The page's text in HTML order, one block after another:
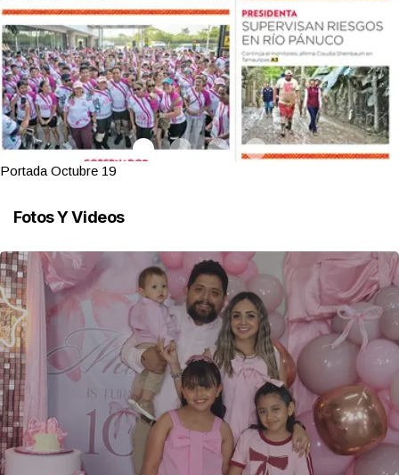
Portada Octubre 19
Fotos Y Videos